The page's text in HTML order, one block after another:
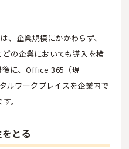
企業規模にかかわらず、
の企業においても導入を検
後に、Office 365（現
ルワークプレイスを企業内で
。
とる